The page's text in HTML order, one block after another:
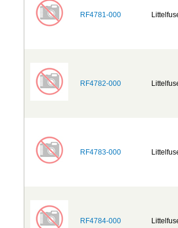
RF4781-000
RF4782-000
RF4783-000
RF4784-000